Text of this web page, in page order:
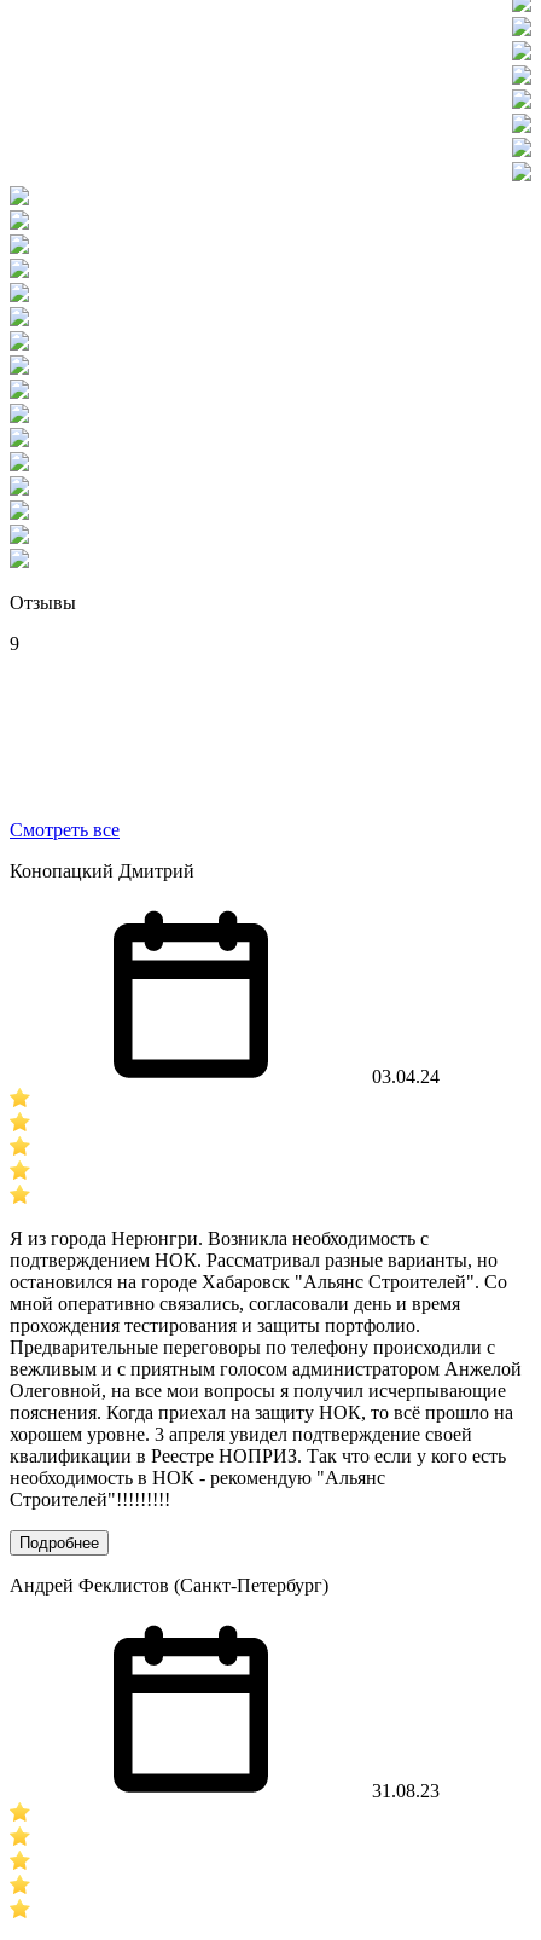
Отзывы
9
Смотреть все
Конопацкий Дмитрий
03.04.24
Я из города Нерюнгри. Возникла необходимость с
подтверждением НОК. Рассматривал разные варианты, но
остановился на городе Хабаровск "Альянс Строителей". Со
мной оперативно связались, согласовали день и время
прохождения тестирования и защиты портфолио.
Предварительные переговоры по телефону происходили с
вежливым и с приятным голосом администратором Анжелой
Олеговной, на все мои вопросы я получил исчерпывающие
пояснения. Когда приехал на защиту НОК, то всё прошло на
хорошем уровне. 3 апреля увидел подтверждение своей
квалификации в Реестре НОПРИЗ. Так что если у кого есть
необходимость в НОК - рекомендую "Альянс
Строителей"!!!!!!!!!
Подробнее
Андрей Феклистов (Санкт-Петербург)
31.08.23